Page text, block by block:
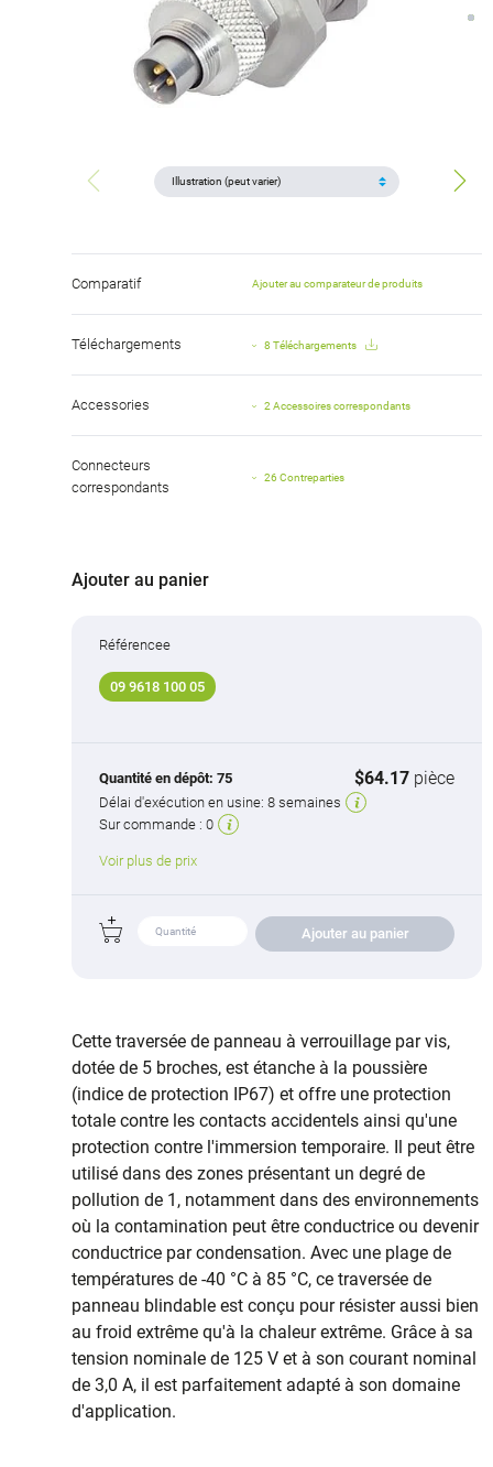
Comparatif Ajouter au comparateur de produits
Téléchargements 8 Téléchargements
Accessories 2 Accessoires correspondants
Connecteurs
correspondants
26 Contreparties
Ajouter au panier
Référencee
09 9618 100 05
Quantité en dépôt: 75 $64.17 pièce
Délai d'exécution en usine: 8 semaines
Sur commande : 0
Voir plus de prix
Ajouter au panier
Cette traversée de panneau à verrouillage par vis,
dotée de 5 broches, est étanche à la poussière
(indice de protection IP67) et offre une protection
totale contre les contacts accidentels ainsi qu'une
protection contre l'immersion temporaire. Il peut être
utilisé dans des zones présentant un degré de
pollution de 1, notamment dans des environnements
où la contamination peut être conductrice ou devenir
conductrice par condensation. Avec une plage de
températures de -40 °C à 85 °C, ce traversée de
panneau blindable est conçu pour résister aussi bien
au froid extrême qu'à la chaleur extrême. Grâce à sa
tension nominale de 125 V et à son courant nominal
de 3,0 A, il est parfaitement adapté à son domaine
d'application.